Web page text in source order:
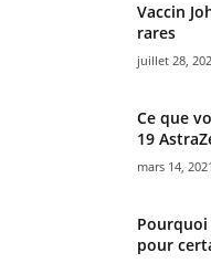
Vaccin
rares
juillet 28,
Ce que
19
mars 14, 2021
Pourquoi
pour